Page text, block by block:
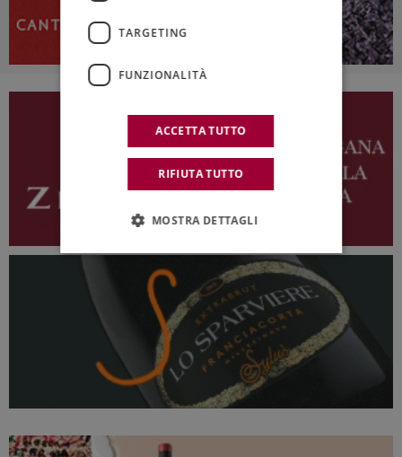
TARGETING
FUNZIONALITÀ
ACCETTA TUTTO
RIFIUTA TUTTO
MOSTRA DETTAGLI